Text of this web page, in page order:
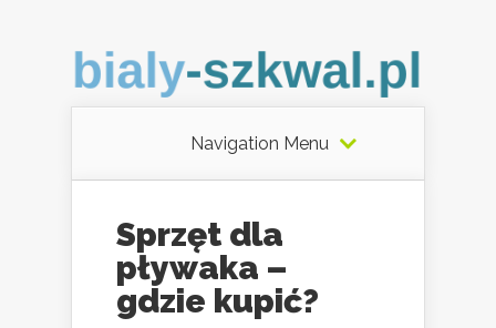
Navigation Menu
Sprzęt dla
pływaka –
gdzie kupić?